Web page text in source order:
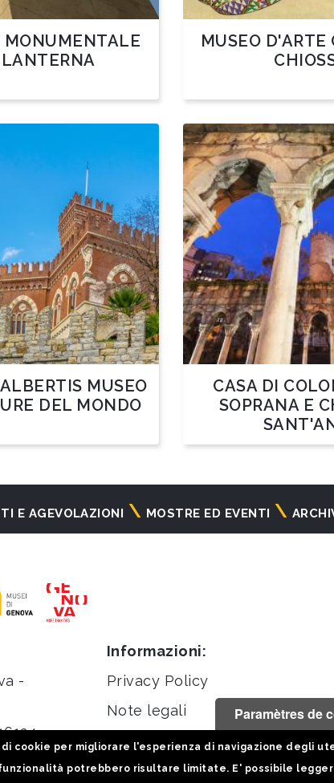
MONUMENTALE
MUSEO D'ARTE
MUSEO
DEL MONDO
CASA DI
SOPRANA E
E AGEVOLAZIONI MOSTRE ED EVENTI
-
Informazioni:
Privacy Policy
Note legali
Statistiche
Paramètres de
cookie per migliorare l'esperienza di navigazione degli
potrebbero risultare limitate. E' possibile